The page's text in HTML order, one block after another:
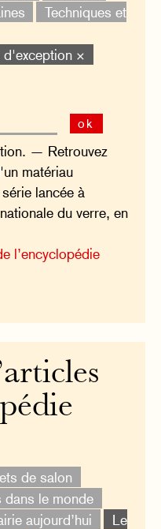
Techniques et
d'exception ×
ok
— Retrouvez
matériau
lancée à
du verre, en
l’encyclopédie
de salon
dans le monde
aujourd’hui
Le